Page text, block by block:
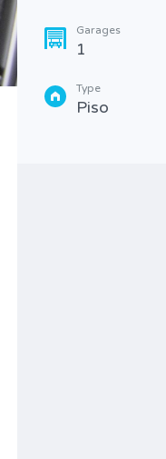
Garages
1
Type
Piso